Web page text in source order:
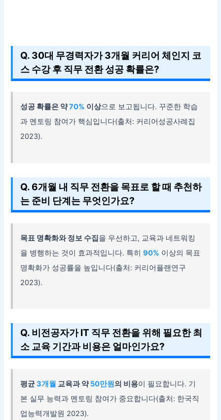
Q. 30대 무경력자가 3개월 커리어 체인지 코
스 수강 후 직무 전환 성공 확률은?
성공 확률은 약70% 이상으로 보고됩니다. 꾸준한 학습
과 멘토링 참여가 핵심입니다(출처: 커리어성공사례집
2023).
Q. 6개월 내 직무 전환을 목표로 할 때 추천하
는 준비 단계는 무엇인가요?
목표 명확화와 정보 수집을 우선하고, 교육과 네트워킹
을 병행하는 것이 효과적입니다. 특히90% 이상의 목표
명확화가 성공률을 높입니다(출처: 커리어플랜연구
2023).
Q. 비전공자가 IT 직무 전환을 위해 필요한 최
소 교육 기간과 비용은 얼마인가요?
평균3개월 교육과 약50만원의 비용이 필요합니다. 기
본 실무 능력과 멘토링 참여가 중요합니다(출처: 한국직
업능력개발원 2023).